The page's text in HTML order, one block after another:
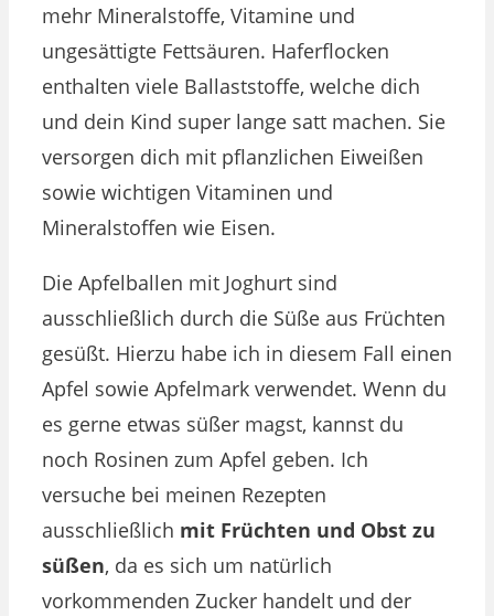
mehr Mineralstoffe, Vitamine und
ungesättigte Fettsäuren. Haferflocken
enthalten viele Ballaststoffe, welche dich
und dein Kind super lange satt machen. Sie
versorgen dich mit pflanzlichen Eiweißen
sowie wichtigen Vitaminen und
Mineralstoffen wie Eisen.
Die Apfelballen mit Joghurt sind
ausschließlich durch die Süße aus Früchten
gesüßt. Hierzu habe ich in diesem Fall einen
Apfel sowie Apfelmark verwendet. Wenn du
es gerne etwas süßer magst, kannst du
noch Rosinen zum Apfel geben. Ich
versuche bei meinen Rezepten
ausschließlich mit Früchten und Obst zu
süßen, da es sich um natürlich
vorkommenden Zucker handelt und der